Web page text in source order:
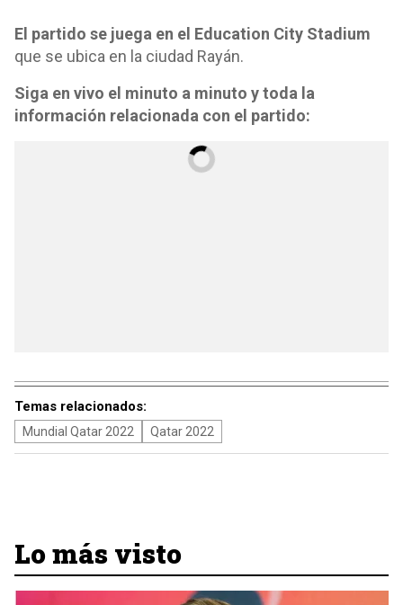
El partido se juega en el Education City Stadium
que se ubica en la ciudad Rayán.
Siga en vivo el minuto a minuto y toda la
información relacionada con el partido:
Temas relacionados:
Mundial Qatar 2022 Qatar 2022
Lo más visto